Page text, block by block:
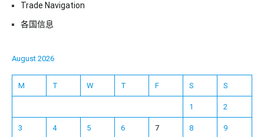
Trade Navigation
各国信息
August 2026
M T W T F S S
1 2
3 4 5 6 7 8 9